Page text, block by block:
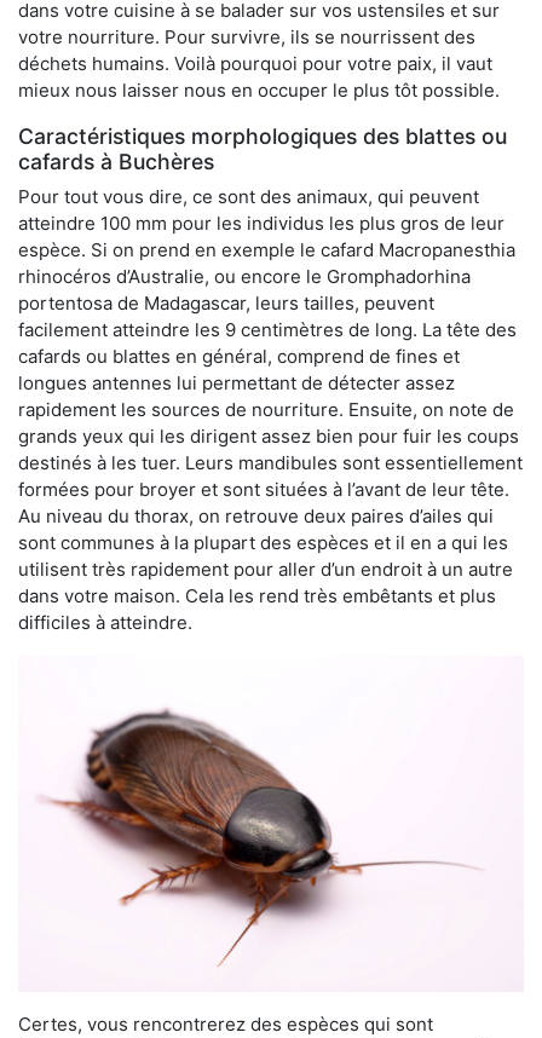
dans votre cuisine à se balader sur vos ustensiles et sur
votre nourriture. Pour survivre, ils se nourrissent des
déchets humains. Voilà pourquoi pour votre paix, il vaut
mieux nous laisser nous en occuper le plus tôt possible.
Caractéristiques morphologiques des blattes ou
cafards à Buchères
Pour tout vous dire, ce sont des animaux, qui peuvent
atteindre 100 mm pour les individus les plus gros de leur
espèce. Si on prend en exemple le cafard Macropanesthia
rhinocéros d’Australie, ou encore le Gromphadorhina
portentosa de Madagascar, leurs tailles, peuvent
facilement atteindre les 9 centimètres de long. La tête des
cafards ou blattes en général, comprend de fines et
longues antennes lui permettant de détecter assez
rapidement les sources de nourriture. Ensuite, on note de
grands yeux qui les dirigent assez bien pour fuir les coups
destinés à les tuer. Leurs mandibules sont essentiellement
formées pour broyer et sont situées à l’avant de leur tête.
Au niveau du thorax, on retrouve deux paires d’ailes qui
sont communes à la plupart des espèces et il en a qui les
utilisent très rapidement pour aller d’un endroit à un autre
dans votre maison. Cela les rend très embêtants et plus
difficiles à atteindre.
Certes, vous rencontrerez des espèces qui sont